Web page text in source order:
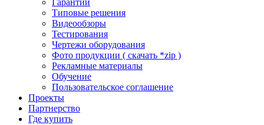
Гарантии
Типовые решения
Видеообзоры
Тестирования
Чертежи оборудования
Фото продукции ( скачать *zip )
Рекламные материалы
Обучение
Пользовательское соглашение
Проекты
Партнерство
Где купить